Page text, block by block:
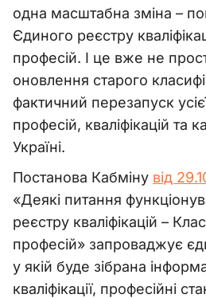
одна масштабна зміна –
Єдиного реєстру
професій. І це вже не
оновлення старого
фактичний перезапуск
професій, кваліфікацій та
Україні.
Постанова Кабміну від
«Деякі питання
реєстру кваліфікацій –
професій» запроваджує
у якій буде зібрана
кваліфікації, професійні